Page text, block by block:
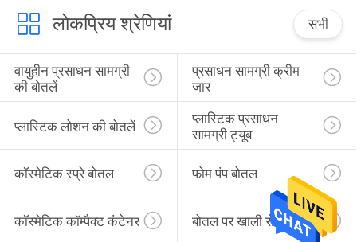
लोकप्रिय श्रेणियां सभी
वायुहीन प्रसाधन सामग्री
की बोतलें
प्रसाधन सामग्री क्रीम
जार
प्लास्टिक लोशन की बोतलें
प्लास्टिक प्रसाधन
सामग्री ट्यूब
कॉस्मेटिक स्प्रे बोतल फोम पंप बोतल
कॉस्मेटिक कॉम्पैक्ट कंटेनर बोतल पर खाली रोल